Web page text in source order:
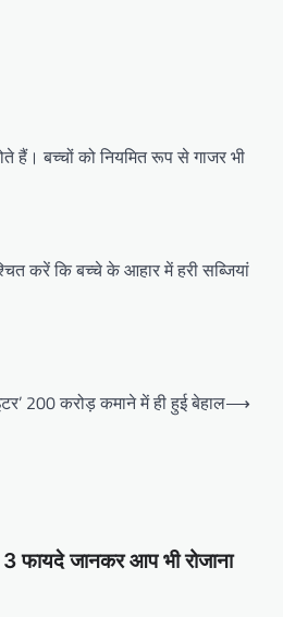
हैं। बच्चों को नियमित रूप से गाजर भी
करें कि बच्चे के आहार में हरी सब्जियां
200 करोड़ कमाने में ही हुई बेहाल⟶
3 फायदे जानकर आप भी रोजाना